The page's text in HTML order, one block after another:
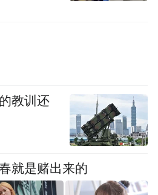
样，短期简易安防够用
要点，正式开启本次智
测分享。覆盖高端旗舰与
，全部真机实测；评测
挡全部品牌标识，优劣只
教训还
就是赌出来的